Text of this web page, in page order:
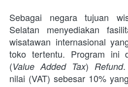
Sebagai negara tujuan
Selatan menyediakan
wisatawan internasional
toko tertentu. Program ini
(Value Added Tax) Refund.
nilai (VAT) sebesar 10%